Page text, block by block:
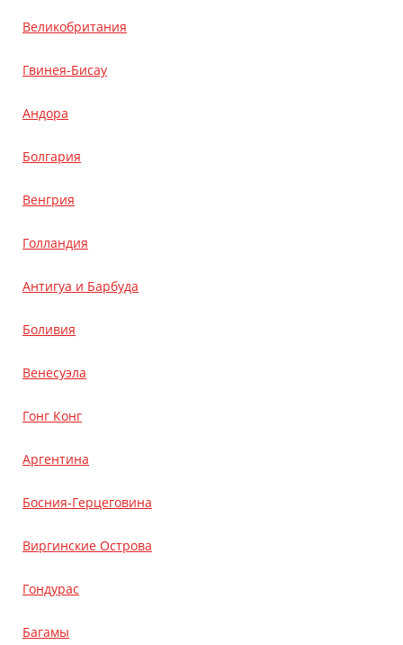
Великобритания
Гвинея-Бисау
Андора
Болгария
Венгрия
Голландия
Антигуа и Барбуда
Боливия
Венесуэла
Гонг Конг
Аргентина
Босния-Герцеговина
Виргинские Острова
Гондурас
Багамы